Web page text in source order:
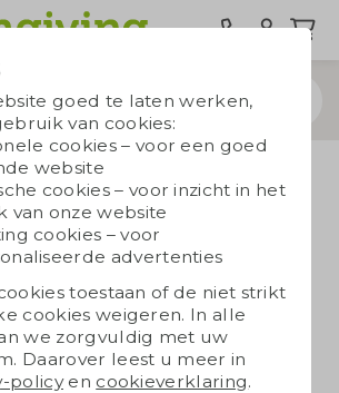
Bureauartikelen
oplader
goed te laten werken,
van cookies:
cookies – voor een goed
website
cookies – voor inzicht in het
van onze website
cookies – voor
advertenties
toestaan of de niet strikt
cookies weigeren. In alle
we zorgvuldig met uw
Daarover leest u meer in
policyen cookieverklaring.